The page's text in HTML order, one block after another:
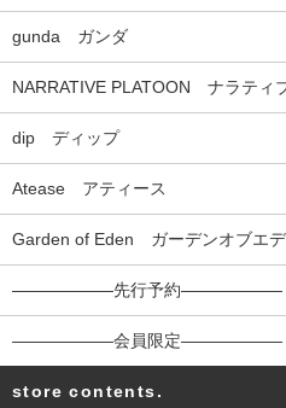
gunda ガンダ
NARRATIVE PLATOON ナラティ
dip ディップ
Atease アティース
Garden of Eden ガーデンオブエ
――――――先行予約――――――
――――――会員限定――――――
store contents.